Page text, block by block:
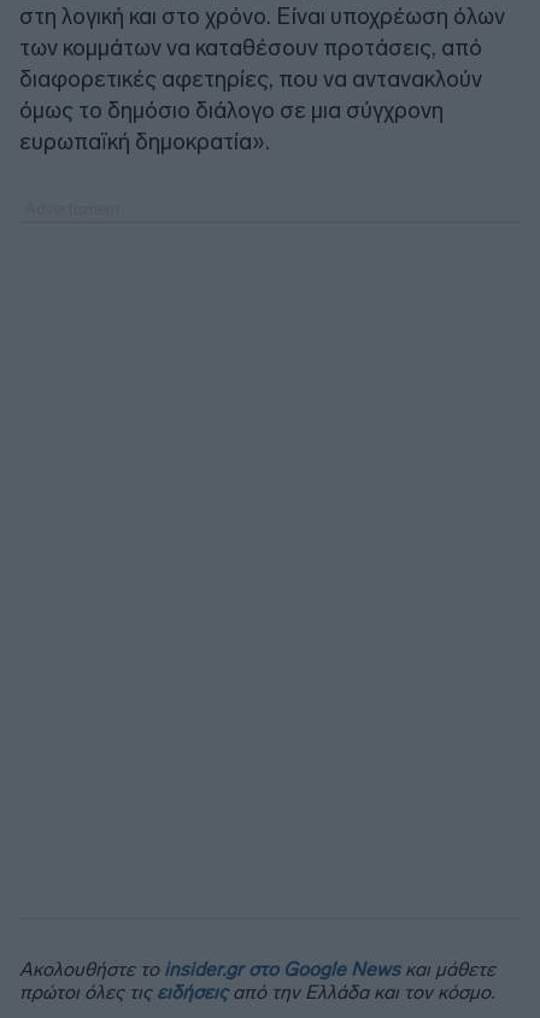
στη λογική και στο χρόνο. Είναι υποχρέωση όλων
των κομμάτων να καταθέσουν προτάσεις, από
διαφορετικές αφετηρίες, που να αντανακλούν
όμως το δημόσιο διάλογο σε μια σύγχρονη
ευρωπαϊκή δημοκρατία».
Ακολουθήστε το insider.gr στο Google Newsκαι μάθετε
πρώτοι όλες τις ειδήσειςαπό την Ελλάδα και τον κόσμο.